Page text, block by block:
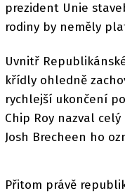
prezident Unie
rodiny by neměly
Uvnitř
křídly ohledně
rychlejší ukončení
Chip Roy nazval
Josh Brecheen ho
Přitom právě